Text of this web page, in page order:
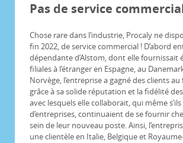
Pas de service
Chose rare dans l’industrie, Procaly ne
fin 2022, de service commercial ! D’abord
dépendante d’Alstom, dont elle fournissait
filiales à l’étranger en Espagne, au
Norvège, l’entreprise a gagné des clients
grâce à sa solide réputation et la fidélité
avec lesquels elle collaborait, qui même
d’entreprises, continuaient de se fournir
sein de leur nouveau poste. Ainsi,
une clientèle en Italie, Belgique et